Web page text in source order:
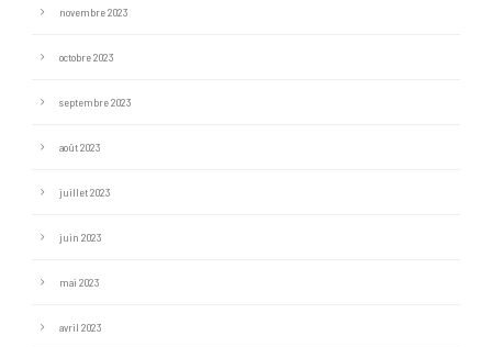
novembre 2023
octobre 2023
septembre 2023
août 2023
juillet 2023
juin 2023
mai 2023
avril 2023